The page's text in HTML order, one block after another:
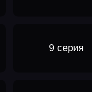
9 серия